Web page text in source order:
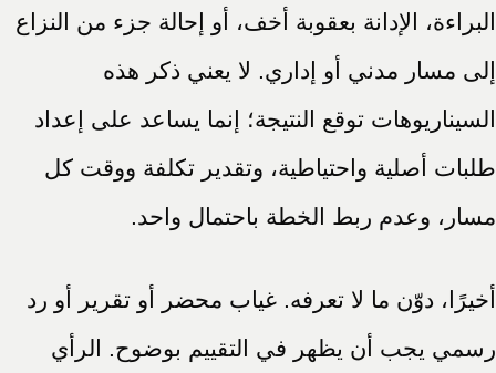
البراءة، الإدانة بعقوبة أخف، أو إحالة جزء من النزاع
إلى مسار مدني أو إداري. لا يعني ذكر هذه
السيناريوهات توقع النتيجة؛ إنما يساعد على إعداد
طلبات أصلية واحتياطية، وتقدير تكلفة ووقت كل
مسار، وعدم ربط الخطة باحتمال واحد.
أخيرًا، دوّن ما لا تعرفه. غياب محضر أو تقرير أو رد
رسمي يجب أن يظهر في التقييم بوضوح. الرأي